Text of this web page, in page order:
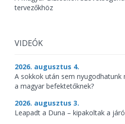
tervezőkhöz
VIDEÓK
2026. augusztus 4.
A sokkok után sem
a magyar befektetőknek?
2026. augusztus 3.
Leapadt a Duna – kipakoltak a